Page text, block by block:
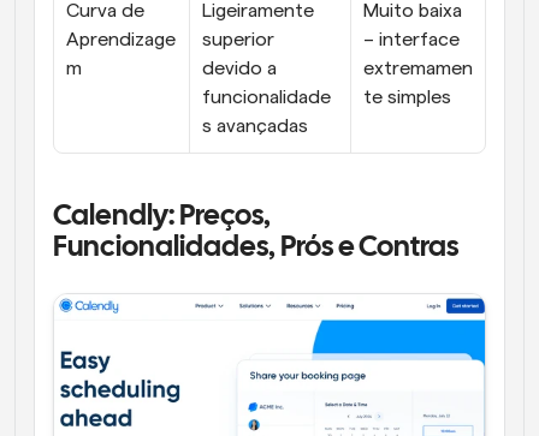
Curva de
Aprendizage
m
Ligeiramente
superior
devido a
funcionalidade
s avançadas
Muito baixa
– interface
extremamen
te simples
Calendly: Preços,
Funcionalidades, Prós e Contras